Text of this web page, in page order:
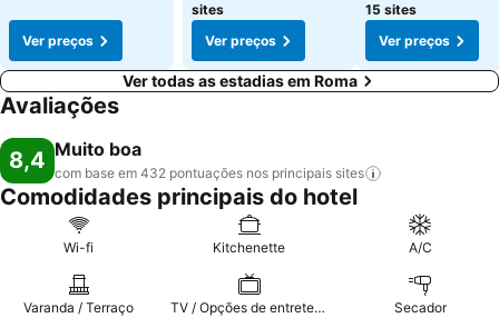
Ver preços
sites
Ver preços
15 sites
Ver preços
Ver todas as estadias em Roma
Avaliações
8,4 Muito boa
com base em 432 pontuações nos principais sites
Comodidades principais do hotel
Wi-fi Kitchenette A/C
Varanda / Terraço TV / Opções de entretenimento Secador